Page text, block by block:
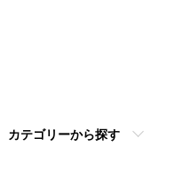
カテゴリーから探す